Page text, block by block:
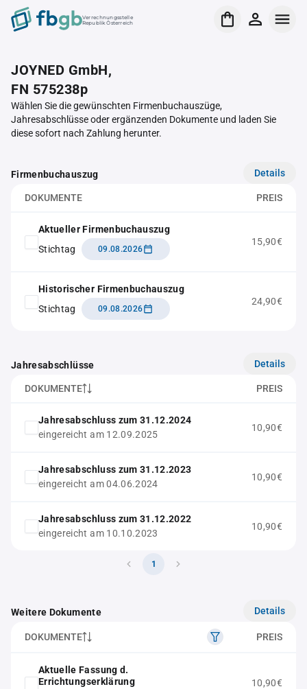
Verrechnungsstelle
Republik Österreich
JOYNED GmbH,
FN 575238p
Wählen Sie die gewünschten Firmenbuchauszüge,
Jahresabschlüsse oder ergänzenden Dokumente und laden Sie
diese sofort nach Zahlung herunter.
Firmenbuchauszug Details
DOKUMENTE PREIS
Aktueller Firmenbuchauszug
Stichtag
09.08.2026
15,90€
Historischer Firmenbuchauszug
Stichtag
09.08.2026
24,90€
Jahresabschlüsse Details
DOKUMENTE PREIS
Jahresabschluss zum 31.12.2024
eingereicht am 12.09.2025
10,90€
Jahresabschluss zum 31.12.2023
eingereicht am 04.06.2024
10,90€
Jahresabschluss zum 31.12.2022
eingereicht am 10.10.2023
10,90€
1
Weitere Dokumente Details
DOKUMENTE PREIS
Aktuelle Fassung d.
Errichtungserklärung
10,90€